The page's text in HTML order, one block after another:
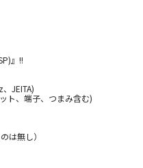
』!!
JEITA)
、端子、つまみ含む)
は無し）